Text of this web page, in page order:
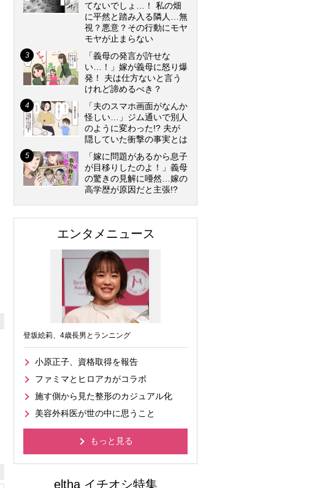
てないでしょ…！ 私の畑
に平然と踏み入る隣人…無
視？悪意？その行動にモヤ
モヤが止まらない
「義母の発言が許せな
い…！」嫁が義母に怒り爆
発！ 夫は仕方ないと言う
けれど諦めるべき？
「夫のスマホ画面がなんか
怪しい…」ジム通いで別人
のように変わった!? 夫が
隠していた衝撃の事実とは
「嫁に問題があるから息子
が目移りしたのよ！」義母
の驚きの見解に唖然…嫁の
高学歴が原因だと主張!?
エンタメニュース
登坂絵莉、4歳長男とランニング
小原正子、資格取得を報告
ファミマとヒロアカがコラボ
施す側から見た整形のカジュアル化
美容外科医が世の中に思うこと
もっと見る